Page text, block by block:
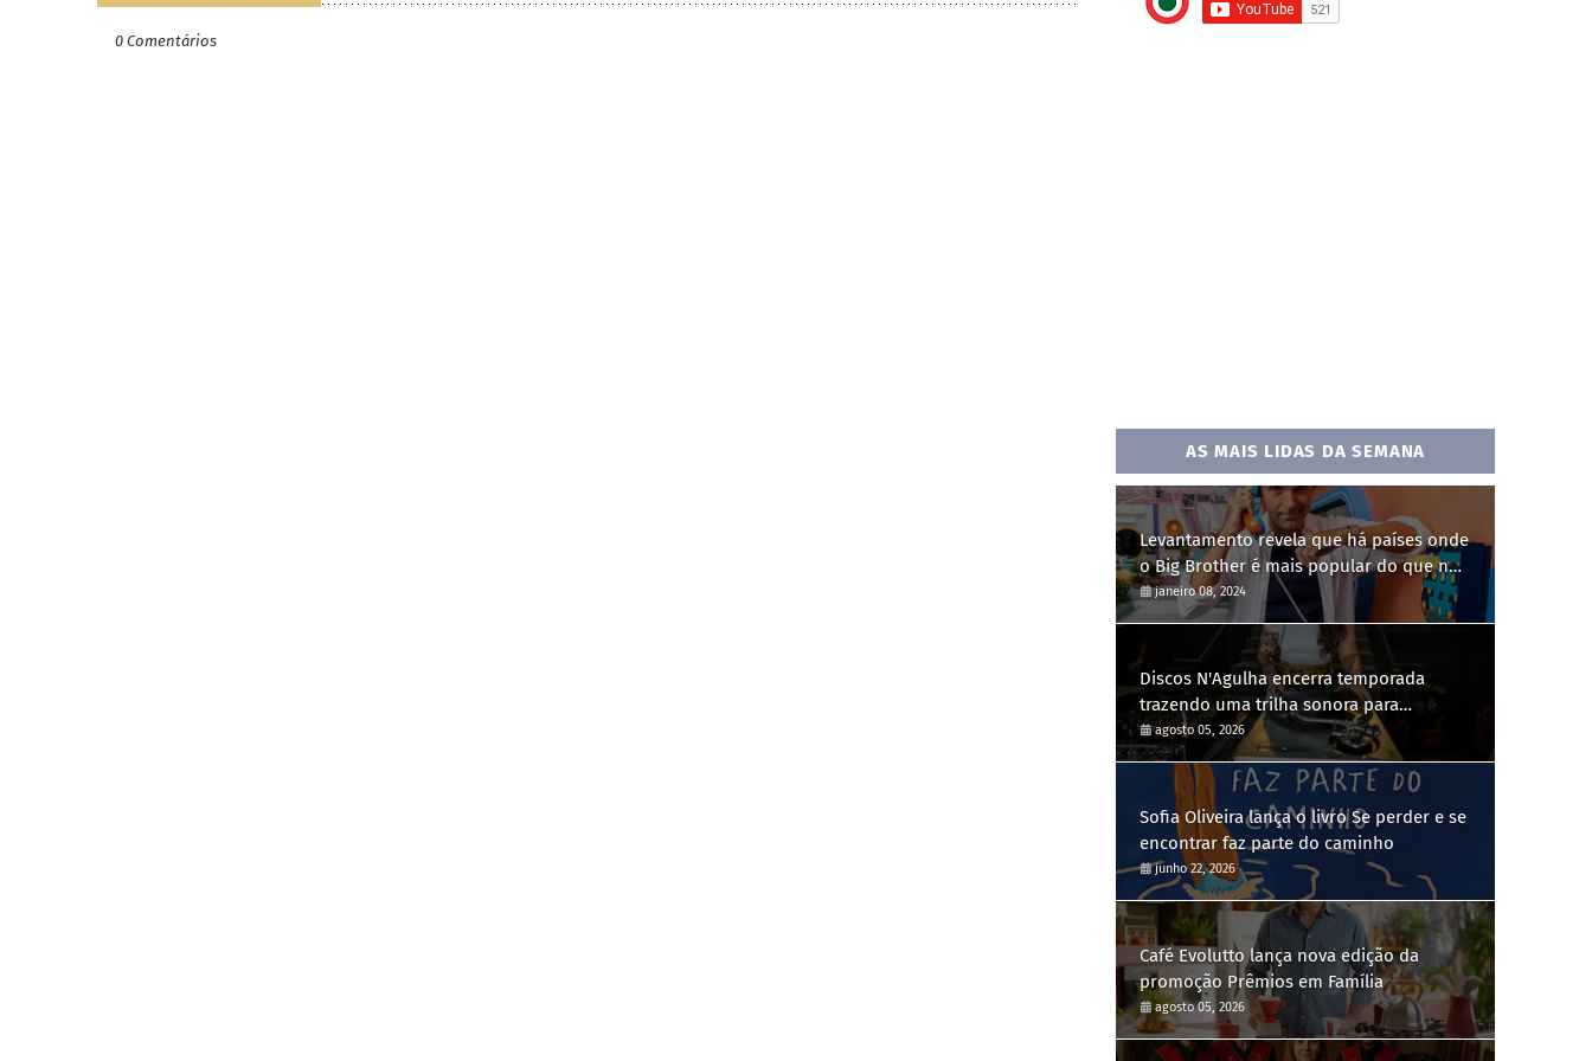
0 Comentários
AS MAIS LIDAS DA SEMANA
Levantamento revela que há países onde
o Big Brother é mais popular do que no
Brasil
janeiro 08, 2024
Discos N'Agulha encerra temporada
trazendo uma trilha sonora para
diferentes gerações
agosto 05, 2026
Sofia Oliveira lança o livro Se perder e se
encontrar faz parte do caminho
junho 22, 2026
Café Evolutto lança nova edição da
promoção Prêmios em Família
agosto 05, 2026